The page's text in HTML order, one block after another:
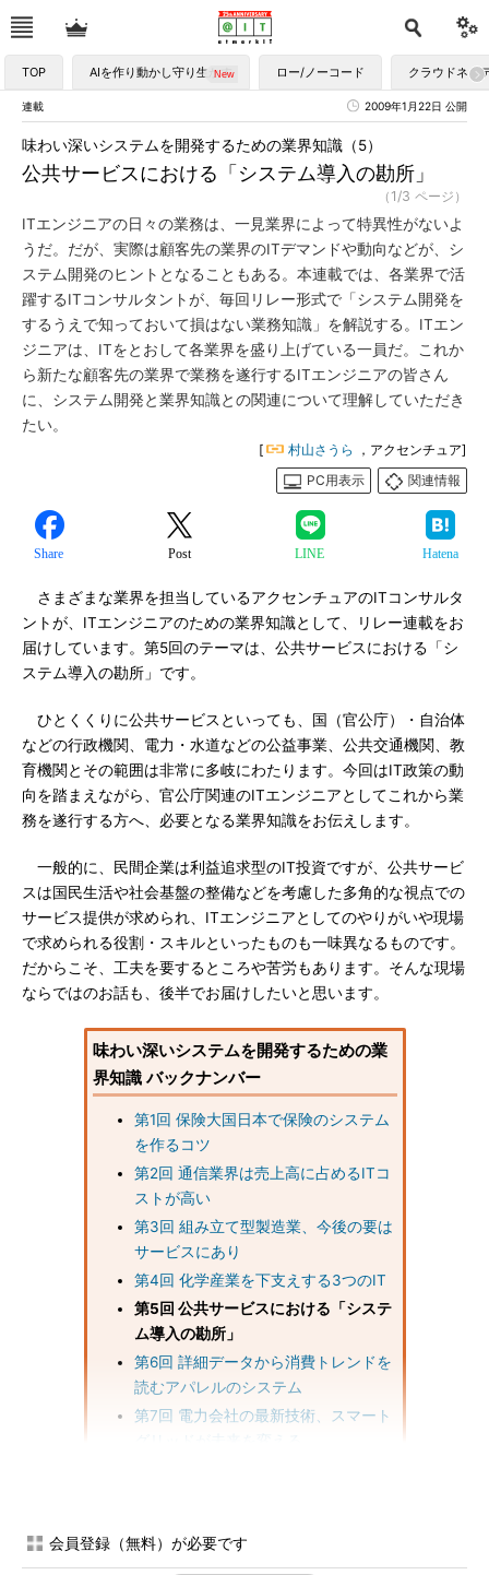
TOP AIを作り動かし守り生かす ロー/ノーコード クラウドネイ
連載 2009年1月22日 公開
公共サービスにおける「システム導入の勘所」
味わい深いシステムを開発するための業界知識（5）
（1/3 ページ）
ITエンジニアの日々の業務は、一見業界によって特異性がないよ
うだ。だが、実際は顧客先の業界のITデマンドや動向などが、シ
ステム開発のヒントとなることもある。本連載では、各業界で活
躍するITコンサルタントが、毎回リレー形式で「システム開発を
するうえで知っておいて損はない業務知識」を解説する。ITエン
ジニアは、ITをとおして各業界を盛り上げている一員だ。これか
ら新たな顧客先の業界で業務を遂行するITエンジニアの皆さん
に、システム開発と業界知識との関連について理解していただき
たい。
[ 村山さうら
，アクセンチュア]
PC用表示
関連情報
Share Post LINE Hatena
さまざまな業界を担当しているアクセンチュアのITコンサルタ
ントが、ITエンジニアのための業界知識として、リレー連載をお
届けしています。第5回のテーマは、公共サービスにおける「シ
ステム導入の勘所」です。
ひとくくりに公共サービスといっても、国（官公庁）・自治体
などの行政機関、電力・水道などの公益事業、公共交通機関、教
育機関とその範囲は非常に多岐にわたります。今回はIT政策の動
向を踏まえながら、官公庁関連のITエンジニアとしてこれから業
務を遂行する方へ、必要となる業界知識をお伝えします。
一般的に、民間企業は利益追求型のIT投資ですが、公共サービ
スは国民生活や社会基盤の整備などを考慮した多角的な視点での
サービス提供が求められ、ITエンジニアとしてのやりがいや現場
で求められる役割・スキルといったものも一味異なるものです。
だからこそ、工夫を要するところや苦労もあります。そんな現場
ならではのお話も、後半でお届けしたいと思います。
味わい深いシステムを開発するための業
界知識 バックナンバー
第1回 保険大国日本で保険のシステム
を作るコツ
第2回 通信業界は売上高に占めるITコ
ストが高い
第3回 組み立て型製造業、今後の要は
サービスにあり
第4回 化学産業を下支えする3つのIT
第5回 公共サービスにおける「システ
ム導入の勘所」
第6回 詳細データから消費トレンドを
読むアパレルのシステム
第7回 電力会社の最新技術、スマート
グリッドが未来を変える
電子政府の推進をはじめとした国のIT戦略の基本方針を決める
政府のIT戦略本部は2001年以来、「e‐Japan戦略」（2001年1
会員登録（無料）が必要です